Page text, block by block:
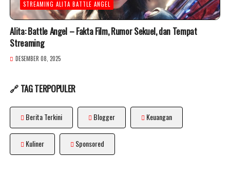
STREAMING ALITA BATTLE ANGEL
Alita: Battle Angel – Fakta Film, Rumor Sekuel, dan Tempat
Streaming
DESEMBER 08, 2025
🔗 TAG TERPOPULER
Berita Terkini Blogger Keuangan
Kuliner Sponsored